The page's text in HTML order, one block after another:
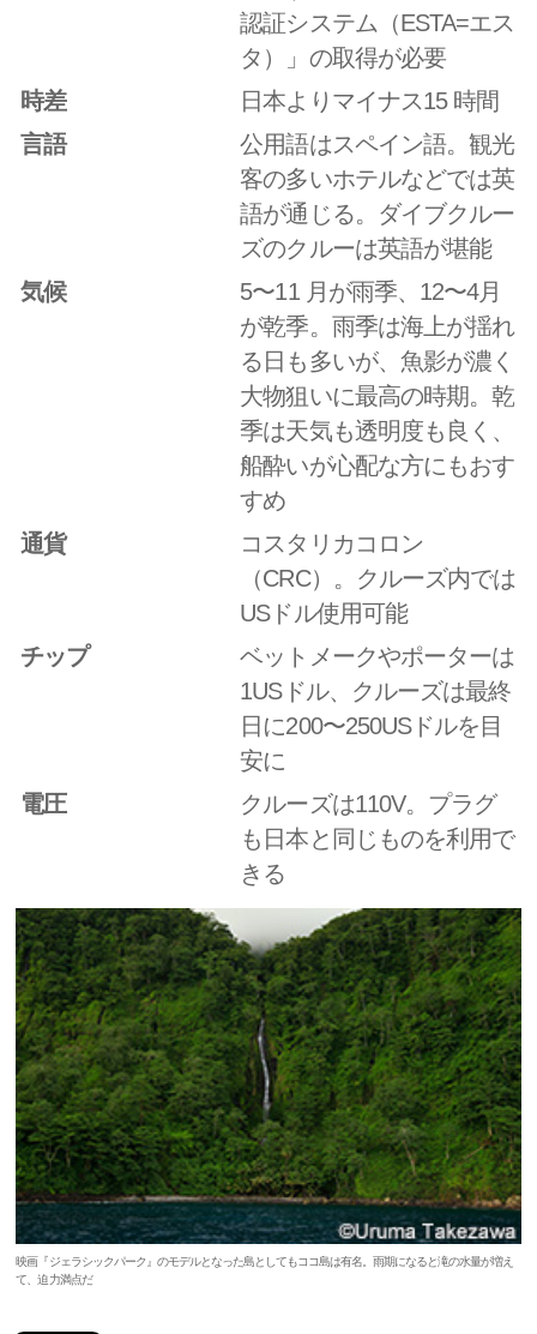
認証システム（ESTA=エス
タ）」の取得が必要
時差
日本よりマイナス15 時間
言語
公用語はスペイン語。観光
客の多いホテルなどでは英
語が通じる。ダイブクルー
ズのクルーは英語が堪能
気候
5〜11 月が雨季、12〜4月
が乾季。雨季は海上が揺れ
る日も多いが、魚影が濃く
大物狙いに最高の時期。乾
季は天気も透明度も良く、
船酔いが心配な方にもおす
すめ
通貨
コスタリカコロン
（CRC）。クルーズ内では
USドル使用可能
チップ
ベットメークやポーターは
1USドル、クルーズは最終
日に200〜250USドルを目
安に
電圧
クルーズは110V。プラグ
も日本と同じものを利用で
きる
映画『ジェラシックパーク』のモデルとなった島としてもココ島は有名。雨期になると滝の水量が増え
て、迫力満点だ